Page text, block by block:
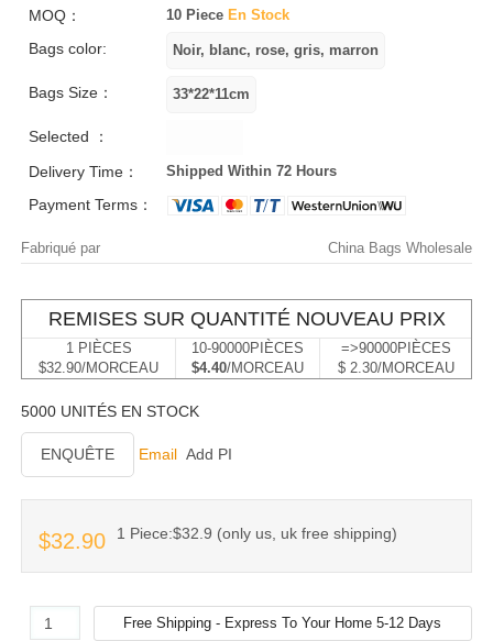
MOQ： 10 Piece En Stock
Bags color:
Bags Size：
Selected ：
Delivery Time：
Shipped Within 72 Hours
Payment Terms：
Fabriqué par China Bags Wholesale
REMISES SUR QUANTITÉ NOUVEAU PRIX
1 PIÈCES
$32.90/MORCEAU
10-90000PIÈCES
$4.40/MORCEAU
=>90000PIÈCES
$ 2.30/MORCEAU
5000 UNITÉS EN STOCK
ENQUÊTE Email Add PI
$32.90 1 Piece:$32.9 (only us, uk free shipping)